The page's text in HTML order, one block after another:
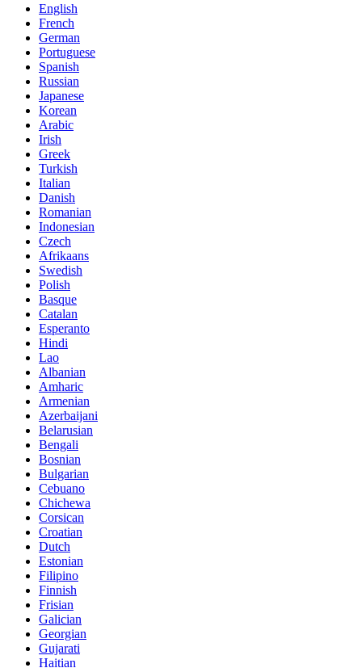
English
French
German
Portuguese
Spanish
Russian
Japanese
Korean
Arabic
Irish
Greek
Turkish
Italian
Danish
Romanian
Indonesian
Czech
Afrikaans
Swedish
Polish
Basque
Catalan
Esperanto
Hindi
Lao
Albanian
Amharic
Armenian
Azerbaijani
Belarusian
Bengali
Bosnian
Bulgarian
Cebuano
Chichewa
Corsican
Croatian
Dutch
Estonian
Filipino
Finnish
Frisian
Galician
Georgian
Gujarati
Haitian